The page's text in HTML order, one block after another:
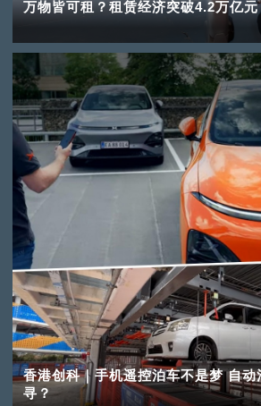
万物皆可租？租赁经济突破4.2万亿
香港创科｜手机遥控泊车不是梦 自动
寻？